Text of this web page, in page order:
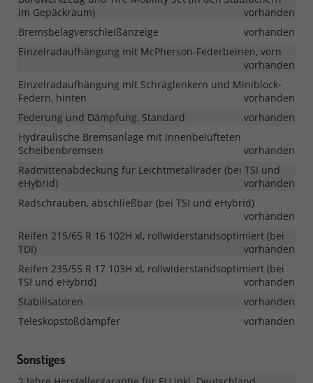
im Gepäckraum)
vorhanden
Bremsbelagverschleißanzeige
vorhanden
Einzelradaufhängung mit McPherson-Federbeinen, vorn
vorhanden
Einzelradaufhängung mit Schräglenkern und Miniblock-
Federn, hinten
vorhanden
Federung und Dämpfung, Standard
vorhanden
Hydraulische Bremsanlage mit innenbelüfteten
Scheibenbremsen
vorhanden
Radmittenabdeckung für Leichtmetallräder (bei TSI und
eHybrid)
vorhanden
Radschrauben, abschließbar (bei TSI und eHybrid)
vorhanden
Reifen 215/65 R 16 102H xl, rollwiderstandsoptimiert (bei
TDI)
vorhanden
Reifen 235/55 R 17 103H xl, rollwiderstandsoptimiert (bei
TSI und eHybrid)
vorhanden
Stabilisatoren
vorhanden
Teleskopstoßdämpfer
vorhanden
Sonstiges